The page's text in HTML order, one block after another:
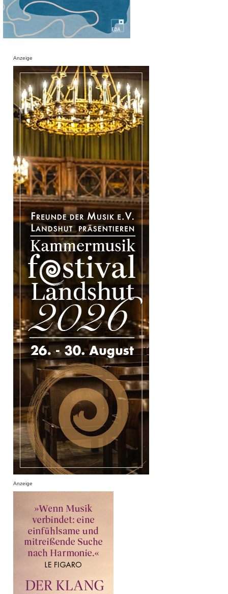
Anzeige
Anzeige